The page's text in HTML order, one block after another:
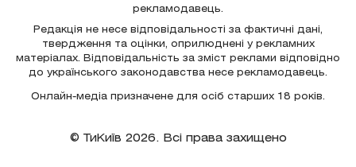
рекламодавець.
Редакція не несе відповідальності за фактичні дані,
твердження та оцінки, оприлюднені у рекламних
матеріалах. Відповідальність за зміст реклами відповідно
до українського законодавства несе рекламодавець.
Онлайн-медіа призначене для осіб старших 18 років.
© ТиКиїв 2026. Всі права захищено